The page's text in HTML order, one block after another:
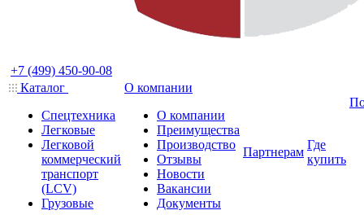
+7 (499) 450-90-08
Каталог
Спецтехника
Легковые
Легковой
коммерческий
транспорт
(LCV)
Грузовые
О компании
О компании
Преимущества
Производство
Отзывы
Новости
Вакансии
Документы
Партнерам
Где
купить